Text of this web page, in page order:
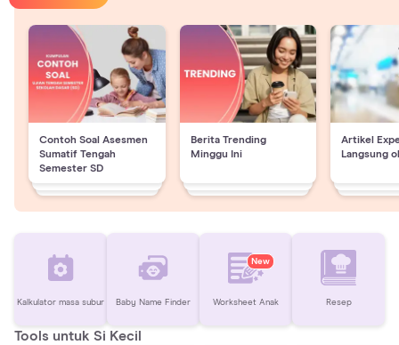
Contoh Soal Asesmen
Sumatif Tengah
Semester SD
Berita Trending
Minggu Ini
Artikel
Langsung
Kalkulator masa subur Baby Name Finder
New
Worksheet Anak Resep
Tools untuk Si Kecil